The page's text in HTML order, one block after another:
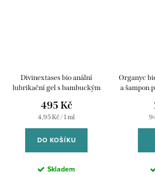
Divinextases bio anální
lubrikační gel s bambuckým
495 Kč
Měrná
cena:
4,95 Kč / 1 ml
DO KOŠÍKU
Skladem
Organyc
a šampon